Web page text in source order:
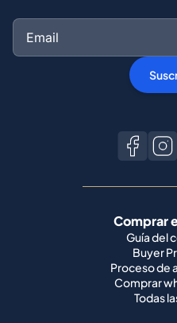
Comprar
Guía del
Buyer
Proceso de
Comprar
Todas